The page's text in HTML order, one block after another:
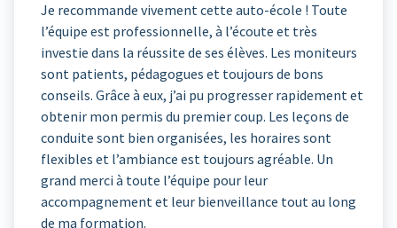
Je recommande vivement cette auto-école ! Toute
l’équipe est professionnelle, à l’écoute et très
investie dans la réussite de ses élèves. Les moniteurs
sont patients, pédagogues et toujours de bons
conseils. Grâce à eux, j’ai pu progresser rapidement et
obtenir mon permis du premier coup. Les leçons de
conduite sont bien organisées, les horaires sont
flexibles et l’ambiance est toujours agréable. Un
grand merci à toute l’équipe pour leur
accompagnement et leur bienveillance tout au long
de ma formation.